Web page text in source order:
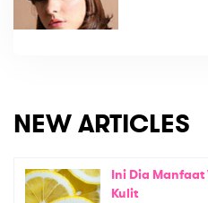
NEW ARTICLES
Ini Dia
Kulit